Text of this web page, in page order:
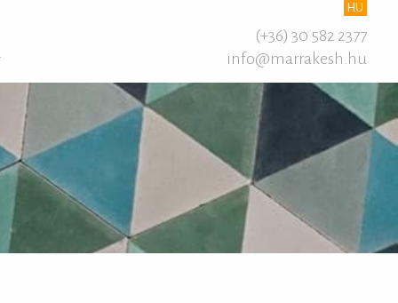
HU
(+36) 30 582 2377
info@marrakesh.hu